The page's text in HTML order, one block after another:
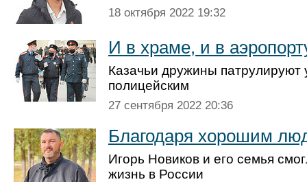
18 октября 2022 19:32
И в храме, и в
Казачьи дружины патрулируют
полицейским
27 сентября 2022 20:36
Благодаря хорошим
Игорь Новиков и его семья
жизнь в России